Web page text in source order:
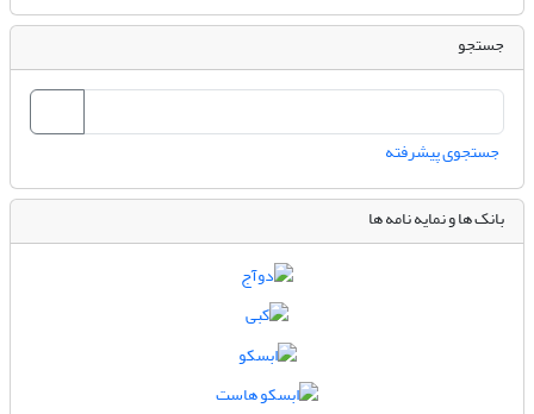
جستجو
جستجوی پیشرفته
بانک ها و نمایه نامه ها